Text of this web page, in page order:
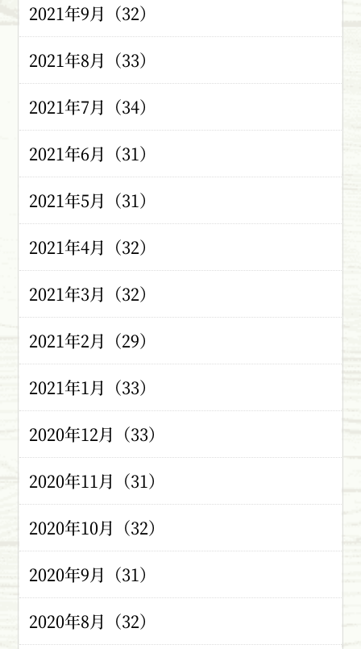
2021年9月（32）
2021年8月（33）
2021年7月（34）
2021年6月（31）
2021年5月（31）
2021年4月（32）
2021年3月（32）
2021年2月（29）
2021年1月（33）
2020年12月（33）
2020年11月（31）
2020年10月（32）
2020年9月（31）
2020年8月（32）